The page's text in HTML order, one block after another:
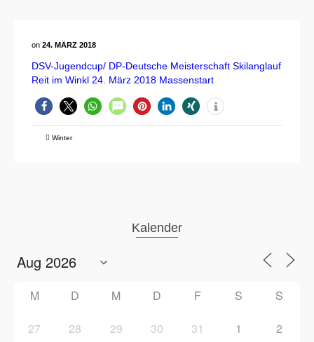
on 24. MÄRZ 2018
DSV-Jugendcup/ DP-Deutsche Meisterschaft Skilanglauf
Reit im Winkl 24. März 2018 Massenstart
Winter
Kalender
M D M D F S S
27 28 29 30 31 1 2